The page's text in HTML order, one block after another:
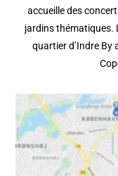
accueille des
jardins thématiques.
quartier d’Indre By